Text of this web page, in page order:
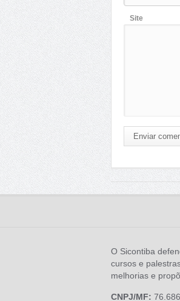
Site
Enviar
O Sicontiba
cursos e
melhorias e
CNPJ/MF: